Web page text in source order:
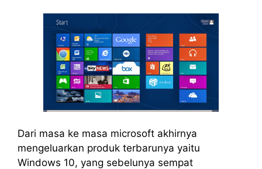
Dari masa ke masa microsoft akhirnya
mengeluarkan produk terbarunya yaitu
Windows 10, yang sebelunya sempat